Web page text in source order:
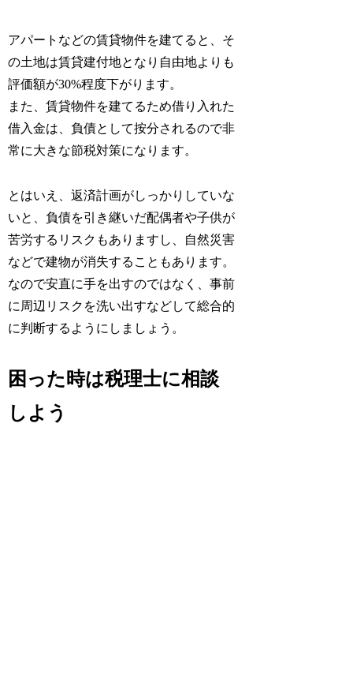
アパートなどの賃貸物件を建てると、そ
の土地は賃貸建付地となり自由地よりも
評価額が30%程度下がります。
また、賃貸物件を建てるため借り入れた
借入金は、負債として按分されるので非
常に大きな節税対策になります。
とはいえ、返済計画がしっかりしていな
いと、負債を引き継いだ配偶者や子供が
苦労するリスクもありますし、自然災害
などで建物が消失することもあります。
なので安直に手を出すのではなく、事前
に周辺リスクを洗い出すなどして総合的
に判断するようにしましょう。
困った時は税理士に相談
しよう